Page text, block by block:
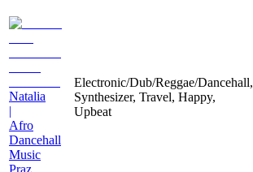
Natalia
|
Afro
Dancehall
Music
Praz
Electronic/Dub/Reggae/Dancehall,
Synthesizer, Travel, Happy,
Upbeat